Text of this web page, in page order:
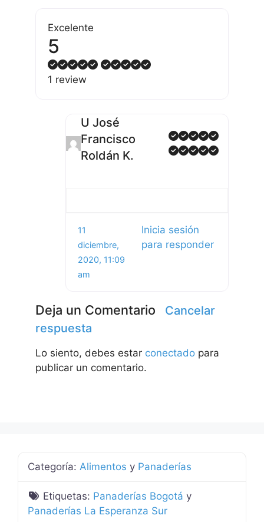
Excelente
5
1 review
U José
Francisco
Roldán K.
11
diciembre,
2020, 11:09
am
Inicia sesión
para responder
Deja un Comentario
Cancelar
respuesta
Lo siento, debes estar conectado para
publicar un comentario.
Categoría: Alimentos y Panaderías
Etiquetas: Panaderías Bogotá y
Panaderías La Esperanza Sur